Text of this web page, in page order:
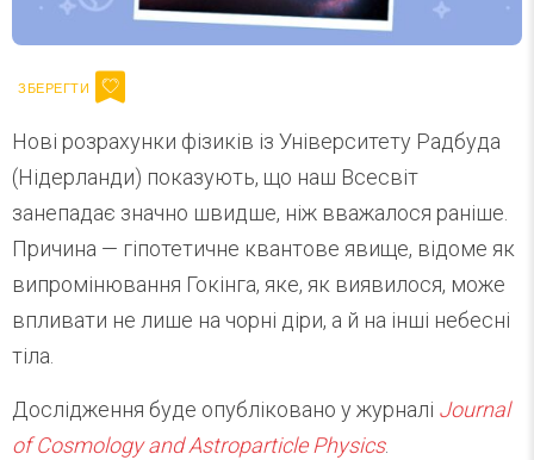
Нові розрахунки фізиків із Університету Радбуда
(Нідерланди) показують, що наш Всесвіт
занепадає значно швидше, ніж вважалося раніше.
Причина — гіпотетичне квантове явище, відоме як
випромінювання Гокінга, яке, як виявилося, може
впливати не лише на чорні діри, а й на інші небесні
тіла.
Дослідження буде опубліковано у журналі Journal
of Cosmology and Astroparticle Physics.